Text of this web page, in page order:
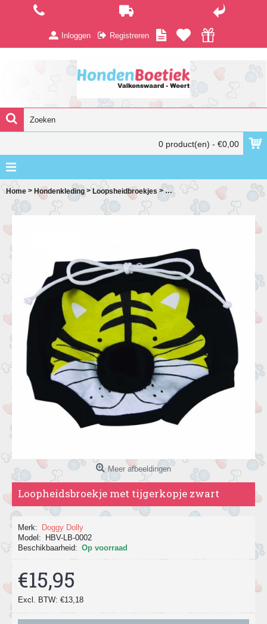
Inloggen Registreren
0 product(en) - €0,00
Home > Hondenkleding >Loopsheidbroekjes >Loopheidsbroekje met
Meer afbeeldingen
Loopheidsbroekje met tijgerkopje zwart
Merk:
Doggy Dolly
Model:
HBV-LB-0002
Beschikbaarheid: Op voorraad
€15,95
Excl. BTW: €13,18